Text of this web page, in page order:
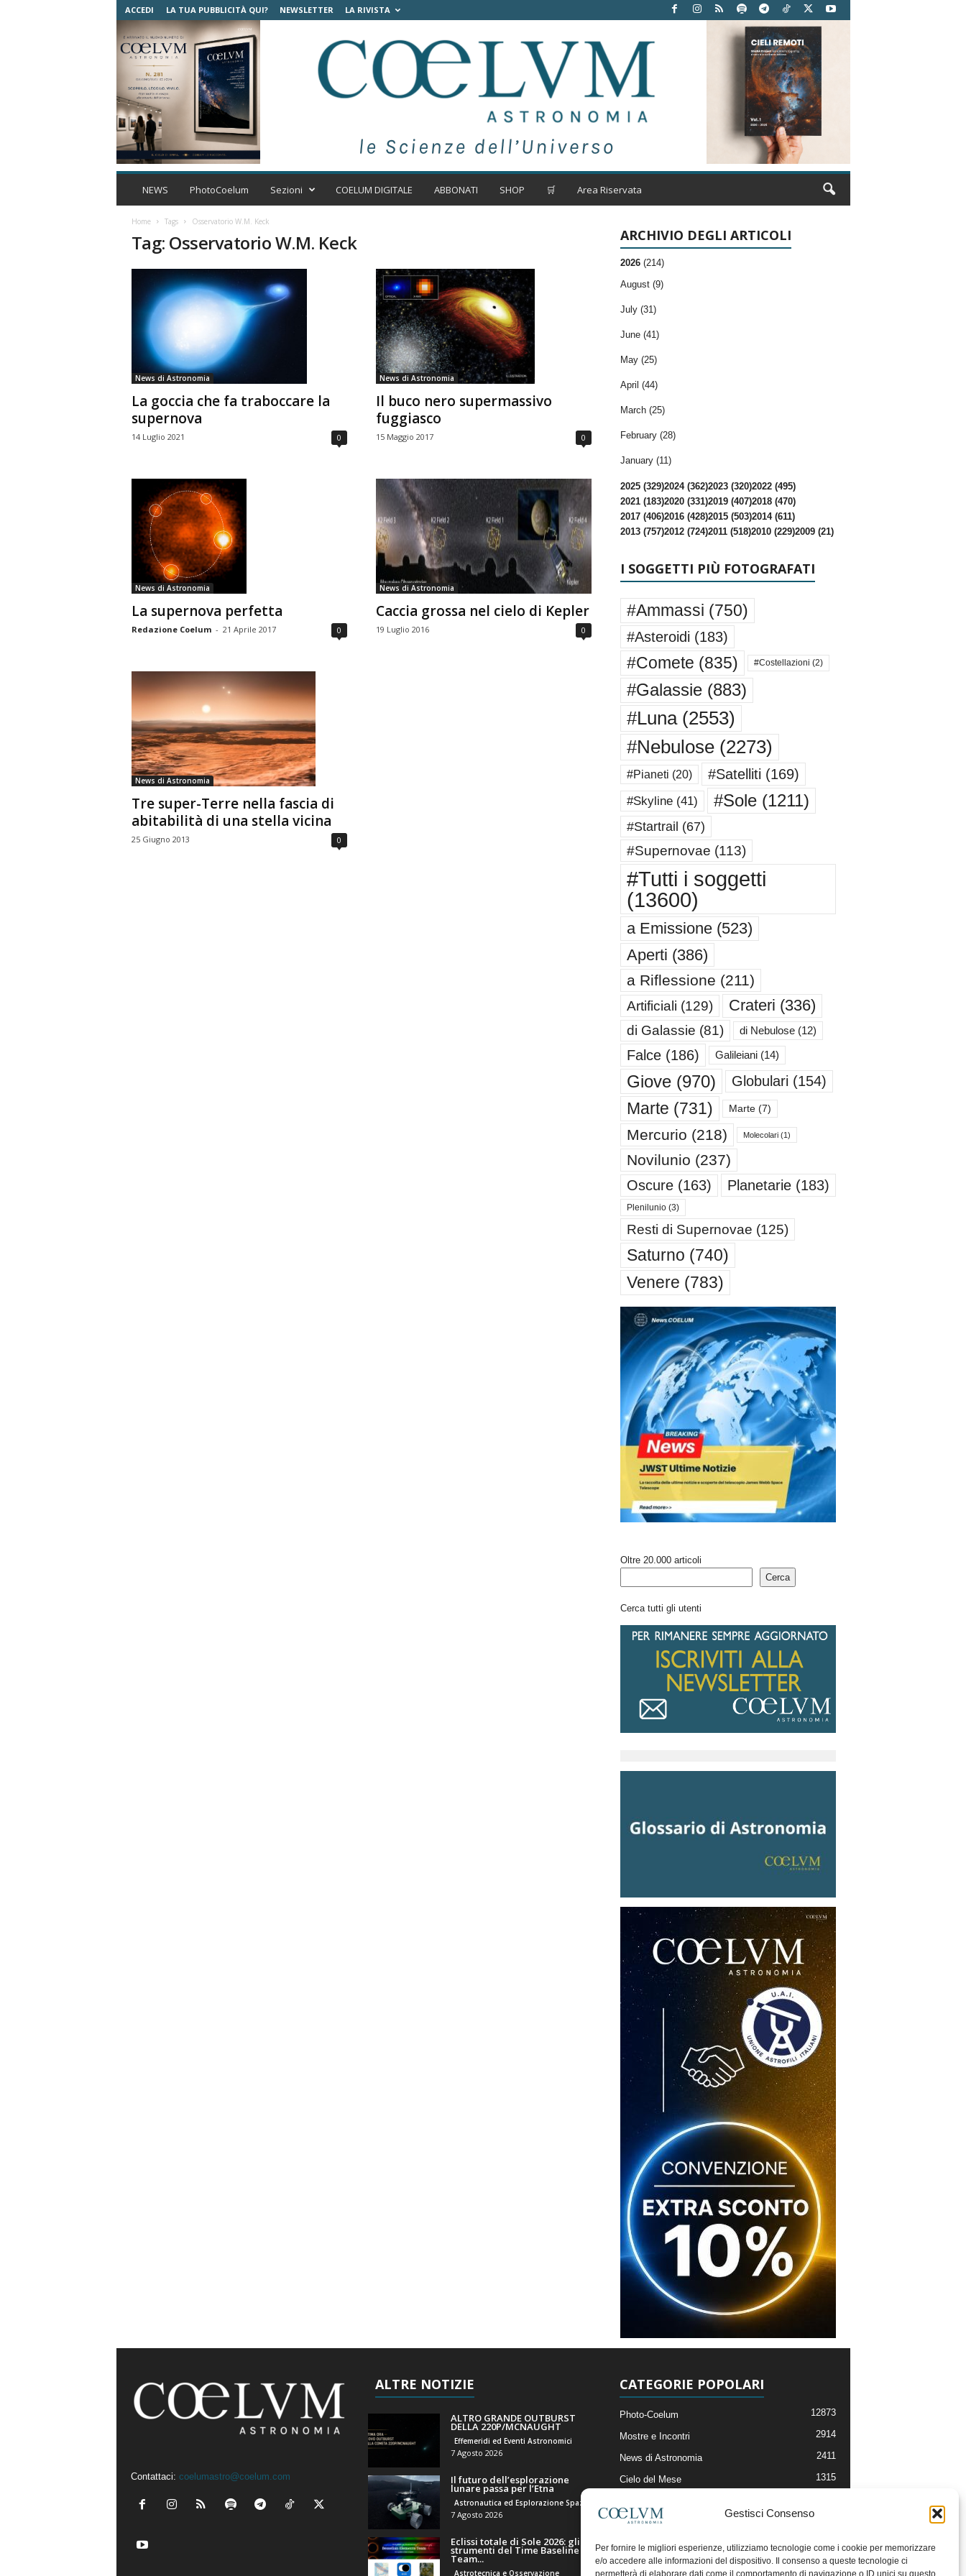
Gestisci Consenso
Per fornire le migliori esperienze, utilizziamo tecnologie come i cookie per memorizzare
e/o accedere alle informazioni del dispositivo. Il consenso a queste tecnologie ci
permetterà di elaborare dati come il comportamento di navigazione o ID unici su questo
ACCEDI LA TUA PUBBLICITÀ QUI? NEWSLETTER LA RIVISTA
C
m
t
r
o
i
a
NEWS PhotoCoelum Sezioni COELUM DIGITALE ABBONATI SHOP 🛒 Area Riservata
Home Tags Osservatorio W.M. Keck
Tag: Osservatorio W.M. Keck
News di Astronomia
La goccia che fa traboccare la
supernova
14 Luglio 2021 0
News di Astronomia
Il buco nero supermassivo
fuggiasco
15 Maggio 2017 0
News di Astronomia
La supernova perfetta
Redazione Coelum - 21 Aprile 2017 0
News di Astronomia
Caccia grossa nel cielo di Kepler
19 Luglio 2016 0
News di Astronomia
Tre super-Terre nella fascia di
abitabilità di una stella vicina
25 Giugno 2013 0
ARCHIVIO DEGLI ARTICOLI
2026 (214)
August (9)
July (31)
June (41)
May (25)
April (44)
March (25)
February (28)
January (11)
2025 (329)2024 (362)2023 (320)2022 (495)
2021 (183)2020 (331)2019 (407)2018 (470)
2017 (406)2016 (428)2015 (503)2014 (611)
2013 (757)2012 (724)2011 (518)2010 (229)2009 (21)
I SOGGETTI PIÙ FOTOGRAFATI
#Ammassi (750)
#Asteroidi (183)
#Comete (835) #Costellazioni (2)
#Galassie(883)
#Luna(2553)
#Nebulose(2273)
#Pianeti (20) #Satelliti (169)
#Skyline(41) #Sole(1211)
#Startrail (67)
#Supernovae (113)
#Tutti i soggetti
(13600)
a Emissione(523)
Aperti (386)
a Riflessione (211)
Artificiali (129) Crateri (336)
di Galassie (81) di Nebulose(12)
Falce(186) Galileiani(14)
Giove(970) Globulari (154)
Marte (731) Marte(7)
Mercurio (218) Molecolari(1)
Novilunio (237)
Oscure(163) Planetarie(183)
Plenilunio(3)
Resti di Supernovae (125)
Saturno (740)
Venere (783)
Oltre 20.000 articoli
Cerca
Cerca tutti gli utenti
Contattaci: coelumastro@coelum.com
ALTRE NOTIZIE
ALTRO GRANDE OUTBURST
DELLA 220P/MCNAUGHT
Effemeridi ed Eventi Astronomici
7 Agosto 2026
Il futuro dell’esplorazione
lunare passa per l’Etna
7 Agosto 2026
Eclissi totale di Sole 2026: gli
strumenti del Time Baseline
Team...
Astrotecnica e Osservazione
CATEGORIE POPOLARI
Photo-Coelum 12873
Mostre e Incontri 2914
News di Astronomia 2411
Cielo del Mese 1315
Articoli e Risorse On-Line
Il Blog della Redazione